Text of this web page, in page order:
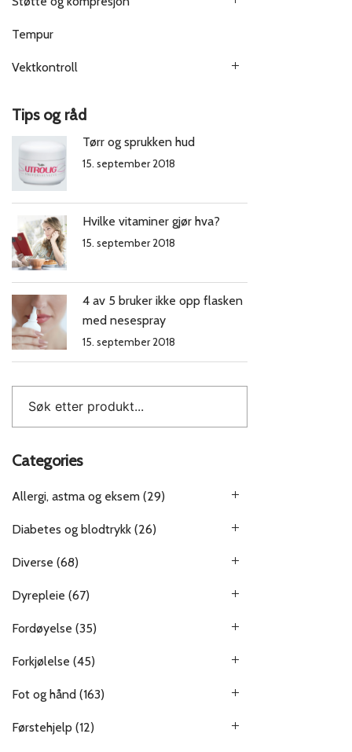
Tempur
Vektkontroll
Tips og råd
Tørr og sprukken hud
15. september 2018
Hvilke vitaminer gjør hva?
15. september 2018
4 av 5 bruker ikke opp flasken
med nesespray
15. september 2018
Categories
Allergi, astma og eksem (29)
Diabetes og blodtrykk (26)
Diverse (68)
Dyrepleie (67)
Fordøyelse (35)
Forkjølelse (45)
Fot og hånd (163)
Førstehjelp (12)